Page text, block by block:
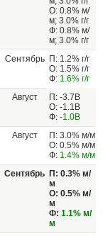
О: 0.8% м/
м; 3.0% г/г
Ф: 0.8% м/
м; 3.0% г/г
Сентябрь
П: 1.2% г/г
О: 1.5% г/г
Ф: 1.6% г/г
Август
П: -3.7B
О: -1.1B
Ф: -1.0B
Август
П: 3.0% м/м
О: 0.5% м/м
Ф: 1.4% м/м
Сентябрь П: 0.3% м/
м
О: 0.5% м/
м
Ф: 1.1% м/
м